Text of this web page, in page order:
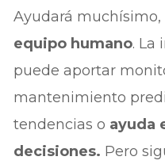
Ayudará muchísimo,
equipo humano. La
puede aportar
mantenimiento
tendencias o ayuda
decisiones. Pero